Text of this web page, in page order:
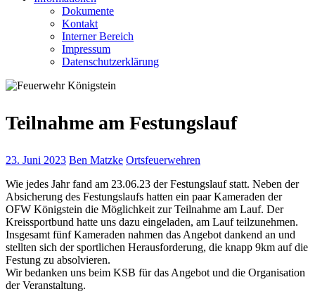
Dokumente
Kontakt
Interner Bereich
Impressum
Datenschutzerklärung
Teilnahme am Festungslauf
23. Juni 2023 Ben Matzke Ortsfeuerwehren
Wie jedes Jahr fand am 23.06.23 der Festungslauf statt. Neben der
Absicherung des Festungslaufs hatten ein paar Kameraden der
OFW Königstein die Möglichkeit zur Teilnahme am Lauf. Der
Kreissportbund hatte uns dazu eingeladen, am Lauf teilzunehmen.
Insgesamt fünf Kameraden nahmen das Angebot dankend an und
stellten sich der sportlichen Herausforderung, die knapp 9km auf die
Festung zu absolvieren.
Wir bedanken uns beim KSB für das Angebot und die Organisation
der Veranstaltung.